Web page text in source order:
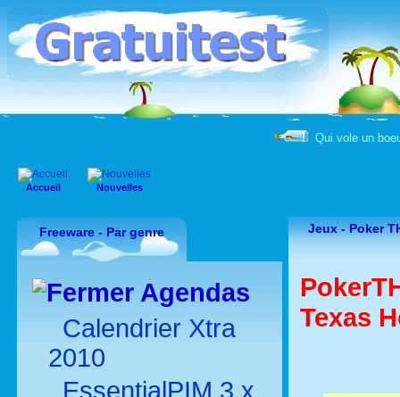
Qui vole un
Accueil Nouvelles
Freeware - Par genre
Agendas
Calendrier Xtra
2010
EssentialPIM 3.x
Jeux - Poker
Texas